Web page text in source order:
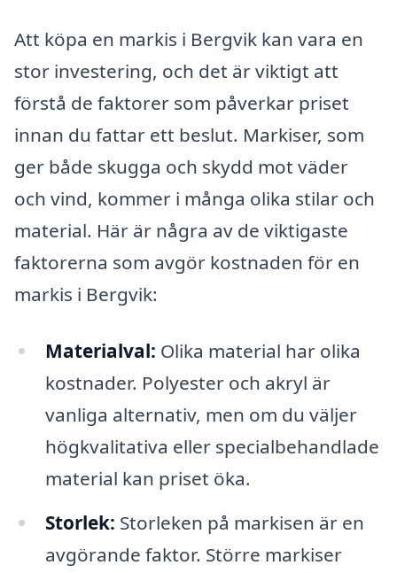
Att köpa en markis i Bergvik kan vara en
stor investering, och det är viktigt att
förstå de faktorer som påverkar priset
innan du fattar ett beslut. Markiser, som
ger både skugga och skydd mot väder
och vind, kommer i många olika stilar och
material. Här är några av de viktigaste
faktorerna som avgör kostnaden för en
markis i Bergvik:
Materialval: Olika material har olika
kostnader. Polyester och akryl är
vanliga alternativ, men om du väljer
högkvalitativa eller specialbehandlade
material kan priset öka.
Storlek: Storleken på markisen är en
avgörande faktor. Större markiser